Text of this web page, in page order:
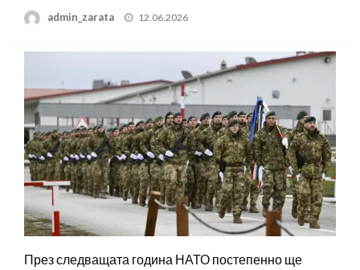
admin_zarata
Posted
12.06.2026
През следващата година НАТО постепенно ще